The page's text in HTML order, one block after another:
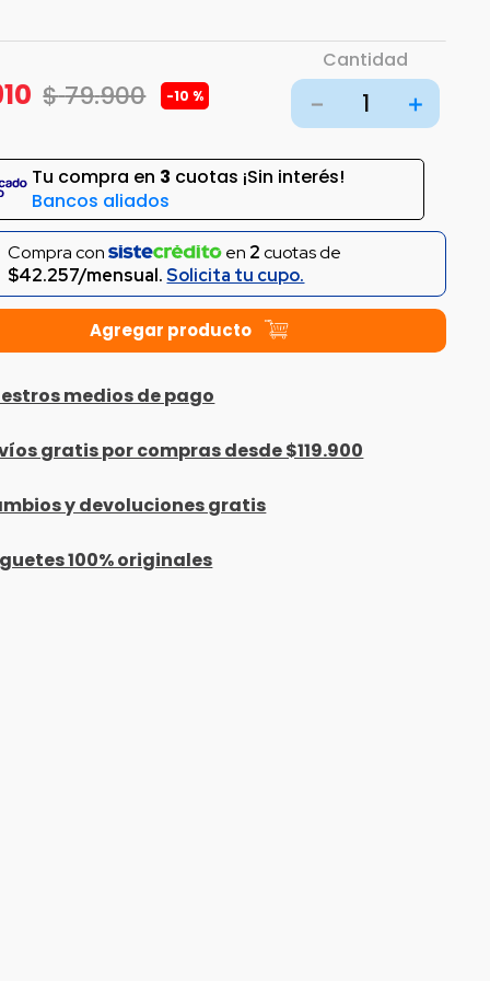
$79.900 -10 %
Cantidad
＋
－
Tu compra en 3 cuotas ¡Sin interés!
Bancos aliados
Compra con en 2cuotas de
$42.257/mensual.Solicita tu cupo.
medios de pago
gratis por compras desde $119.900
y devoluciones gratis
100% originales